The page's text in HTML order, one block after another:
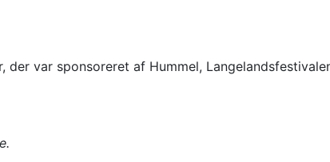
var sponsoreret af Hummel,